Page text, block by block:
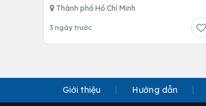
Thành phố Hồ Chí Minh
3 ngày trước
Giới thiệu Hướng dẫn